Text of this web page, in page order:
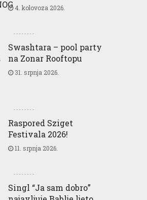
4. kolovoza 2026.
Swashtara – pool party
na Zonar Rooftopu
31. srpnja 2026.
Raspored Sziget
Festivala 2026!
11. srpnja 2026.
Singl “Ja sam dobro”